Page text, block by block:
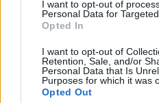
I want to opt-out of
Personal Data for
Opted In
I want to opt-out of
Retention, Sale, and/or
Personal Data that Is
Purposes for which it was
Opted Out
Leskeneläke ei
ikärajasta